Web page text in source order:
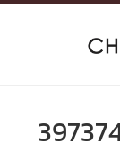
Skip